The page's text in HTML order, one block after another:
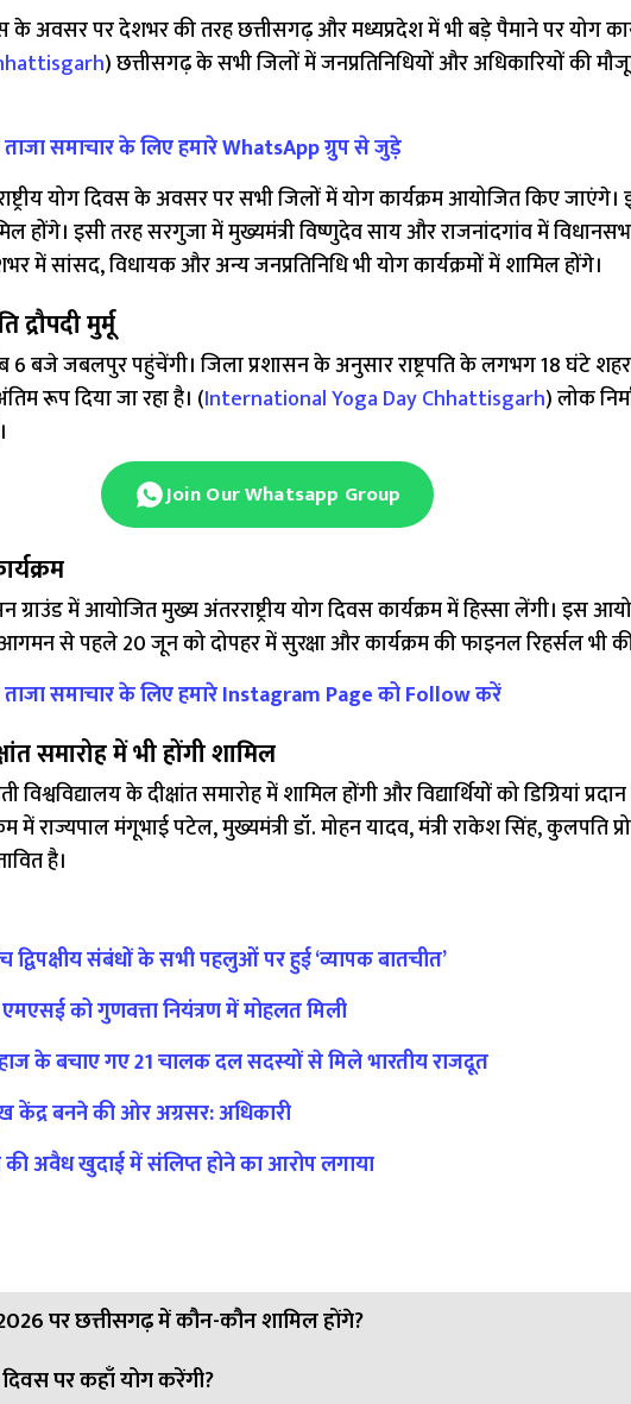
के अवसर पर देशभर की तरह छत्तीसगढ़ और मध्यप्रदेश में भी बड़े पैमाने पर योग
) छत्तीसगढ़ के सभी जिलों में जनप्रतिनिधियों और अधिकारियों की
समाचार के लिए हमारे WhatsApp ग्रुप से जुड़े
योग दिवस के अवसर पर सभी जिलों में योग कार्यक्रम आयोजित किए
होंगे। इसी तरह सरगुजा में मुख्यमंत्री विष्णुदेव साय और राजनांदगांव में
में सांसद, विधायक और अन्य जनप्रतिनिधि भी योग कार्यक्रमों में शामिल होंगे।
मुर्मू
6 बजे जबलपुर पहुंचेंगी। जिला प्रशासन के अनुसार राष्ट्रपति के लगभग 18 घंटे
रूप दिया जा रहा है। (International Yoga Day Chhattisgarh) लोक
Join Our Whatsapp Group
ग्राउंड में आयोजित मुख्य अंतरराष्ट्रीय योग दिवस कार्यक्रम में हिस्सा लेंगी। इस
आगमन से पहले 20 जून को दोपहर में सुरक्षा और कार्यक्रम की फाइनल रिहर्सल भी
समाचार के लिए हमारे Instagram Page को Follow करें
समारोह में भी होंगी शामिल
विश्वविद्यालय के दीक्षांत समारोह में शामिल होंगी और विद्यार्थियों को डिग्रियां
में राज्यपाल मंगूभाई पटेल, मुख्यमंत्री डॉ. मोहन यादव, मंत्री राकेश सिंह, कुलपति
है।
संबंधों के सभी पहलुओं पर हुई ‘व्यापक बातचीत’
को गुणवत्ता नियंत्रण में मोहलत मिली
के बचाए गए 21 चालक दल सदस्यों से मिले भारतीय राजदूत
केंद्र बनने की ओर अग्रसर: अधिकारी
की अवैध खुदाई में संलिप्त होने का आरोप लगाया
2026 पर छत्तीसगढ़ में कौन-कौन शामिल होंगे?
अध्यक्ष, सांसद, विधायक और अन्य जनप्रतिनिधि योग कार्यक्रमों में शामिल होंगे।
दिवस पर कहाँ योग करेंगी?